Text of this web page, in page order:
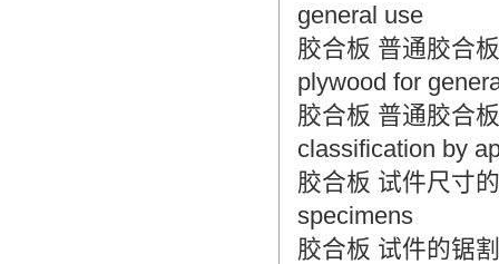
general use
胶合板 普通胶合
plywood for
胶合板 普通胶合
classification by
胶合板 试件尺寸
specimens
胶合板 试件的锯